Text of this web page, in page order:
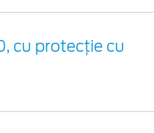
cu protecție cu